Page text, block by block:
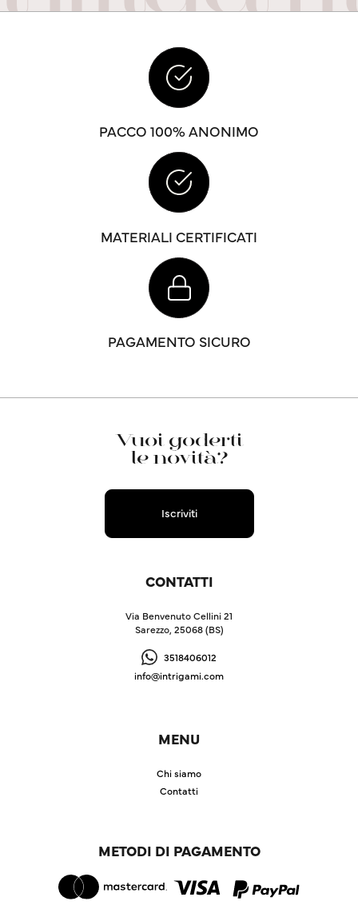
PACCO 100% ANONIMO
MATERIALI CERTIFICATI
PAGAMENTO SICURO
Vuoi goderti
le novità?
Iscriviti
CONTATTI
Via Benvenuto Cellini 21
Sarezzo, 25068 (BS)
3518406012
info@intrigami.com
MENU
Chi siamo
Contatti
METODI DI PAGAMENTO